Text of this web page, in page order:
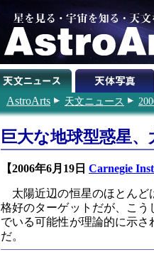
AstroArts 天文ニュース
巨大な地球型惑星
【2006年6月19日 Carnegie
太陽近辺の恒星のほとん
格好のターゲットだが、こ
でいる可能性が理論的に示
だ。